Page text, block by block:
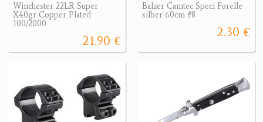
Winchester 22LR Super
X40gr Copper Plated
100/2000
21.90 €
Balzer Camtec Speci Forelle
silber 60cm #8
2.30 €